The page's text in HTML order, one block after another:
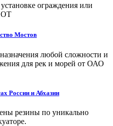
ограждения или
Мостов
любой сложности и
для рек и морей от ОАО
России и Абхазии
резины по уникально